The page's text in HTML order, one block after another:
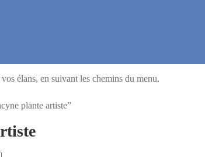
élans, en suivant les chemins du menu.
plante artiste”